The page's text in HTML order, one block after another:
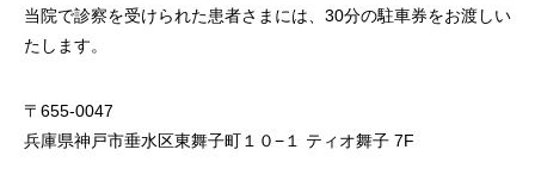
当院で診察を受けられた患者さまには、30分の駐車券をお渡しい
たします。
〒655-0047
兵庫県神戸市垂水区東舞子町１０−１ ティオ舞子 7F